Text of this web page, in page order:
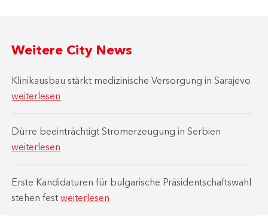
Weitere City News
Klinikausbau stärkt medizinische Versorgung in Sarajevo
weiterlesen
Dürre beeinträchtigt Stromerzeugung in Serbien
weiterlesen
Erste Kandidaturen für bulgarische Präsidentschaftswahl
stehen festweiterlesen